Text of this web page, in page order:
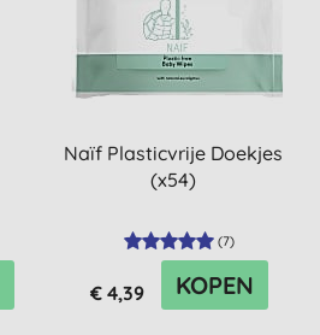
Naïf Plasticvrije Doekjes
(x54)
(7)
€ 4,39 KOPEN